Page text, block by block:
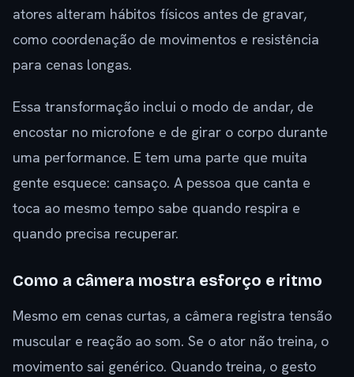
atores alteram hábitos físicos antes de gravar,
como coordenação de movimentos e resistência
para cenas longas.
Essa transformação inclui o modo de andar, de
encostar no microfone e de girar o corpo durante
uma performance. E tem uma parte que muita
gente esquece: cansaço. A pessoa que canta e
toca ao mesmo tempo sabe quando respira e
quando precisa recuperar.
Como a câmera mostra esforço e ritmo
Mesmo em cenas curtas, a câmera registra tensão
muscular e reação ao som. Se o ator não treina, o
movimento sai genérico. Quando treina, o gesto